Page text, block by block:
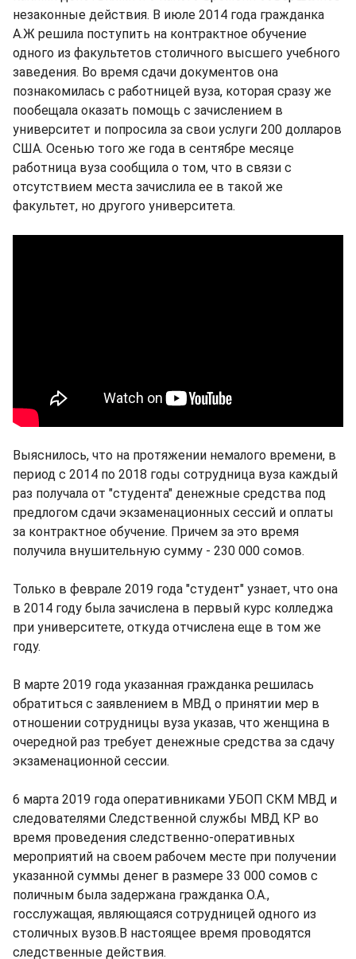
незаконные действия. В июле 2014 года гражданка
А.Ж решила поступить на контрактное обучение
одного из факультетов столичного высшего учебного
заведения. Во время сдачи документов она
познакомилась с работницей вуза, которая сразу же
пообещала оказать помощь с зачислением в
университет и попросила за свои услуги 200 долларов
США. Осенью того же года в сентябре месяце
работница вуза сообщила о том, что в связи с
отсутствием места зачислила ее в такой же
факультет, но другого университета.
Выяснилось, что на протяжении немалого времени, в
период с 2014 по 2018 годы сотрудница вуза каждый
раз получала от "студента" денежные средства под
предлогом сдачи экзаменационных сессий и оплаты
за контрактное обучение. Причем за это время
получила внушительную сумму - 230 000 сомов.
Только в феврале 2019 года "студент" узнает, что она
в 2014 году была зачислена в первый курс колледжа
при университете, откуда отчислена еще в том же
году.
В марте 2019 года указанная гражданка решилась
обратиться с заявлением в МВД о принятии мер в
отношении сотрудницы вуза указав, что женщина в
очередной раз требует денежные средства за сдачу
экзаменационной сессии.
6 марта 2019 года оперативниками УБОП СКМ МВД и
следователями Следственной службы МВД КР во
время проведения следственно-оперативных
мероприятий на своем рабочем месте при получении
указанной суммы денег в размере 33 000 сомов с
поличным была задержана гражданка О.А.,
госслужащая, являющаяся сотрудницей одного из
столичных вузов.В настоящее время проводятся
следственные действия.